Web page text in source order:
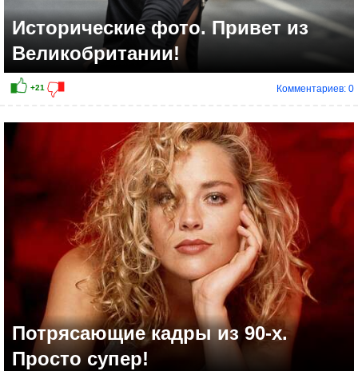
Исторические фото. Привет из
Великобритании!
Комментариев: 0
Потрясающие кадры из 90-х.
Просто супер!